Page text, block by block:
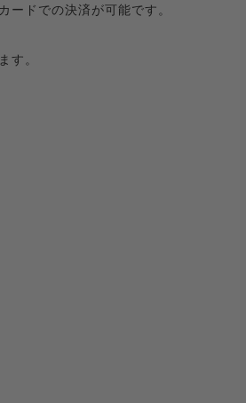
ードでの決済が可能です。
す。